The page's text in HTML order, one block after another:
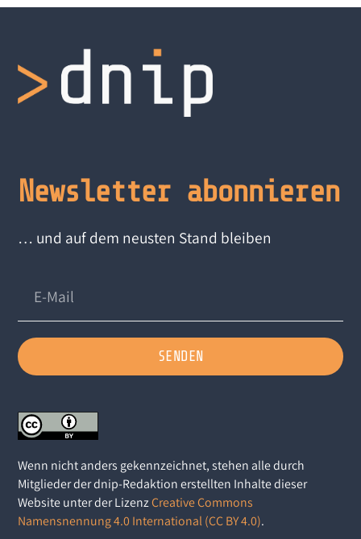
Newsletter abonnieren
… und auf dem neusten Stand bleiben
SENDEN
Wenn nicht anders gekennzeichnet, stehen alle durch
Mitglieder der dnip-Redaktion erstellten Inhalte dieser
Website unter der LizenzCreative Commons
Namensnennung 4.0 International (CC BY 4.0).